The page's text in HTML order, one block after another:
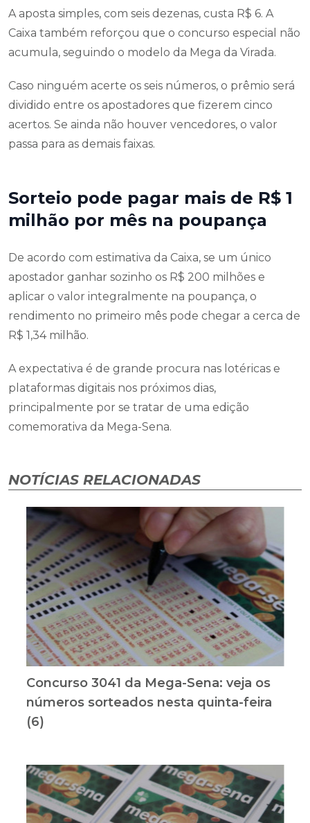
A aposta simples, com seis dezenas, custa R$ 6. A
Caixa também reforçou que o concurso especial não
acumula, seguindo o modelo da Mega da Virada.
Caso ninguém acerte os seis números, o prêmio será
dividido entre os apostadores que fizerem cinco
acertos. Se ainda não houver vencedores, o valor
passa para as demais faixas.
Sorteio pode pagar mais de R$ 1
milhão por mês na poupança
De acordo com estimativa da Caixa, se um único
apostador ganhar sozinho os R$ 200 milhões e
aplicar o valor integralmente na poupança, o
rendimento no primeiro mês pode chegar a cerca de
R$ 1,34 milhão.
A expectativa é de grande procura nas lotéricas e
plataformas digitais nos próximos dias,
principalmente por se tratar de uma edição
comemorativa da Mega-Sena.
NOTÍCIAS RELACIONADAS
Concurso 3041 da Mega-Sena: veja os
números sorteados nesta quinta-feira
(6)